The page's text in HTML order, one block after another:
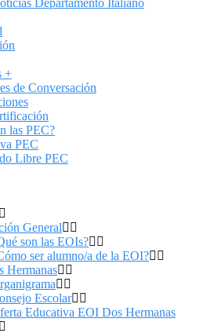
Departamento Italiano
+
de Conversación
las PEC?
PEC
Libre PEC
General
son las EOIs?
ser alumno/a de la EOI?
Hermanas
Escolar
Educativa EOI Dos Hermanas